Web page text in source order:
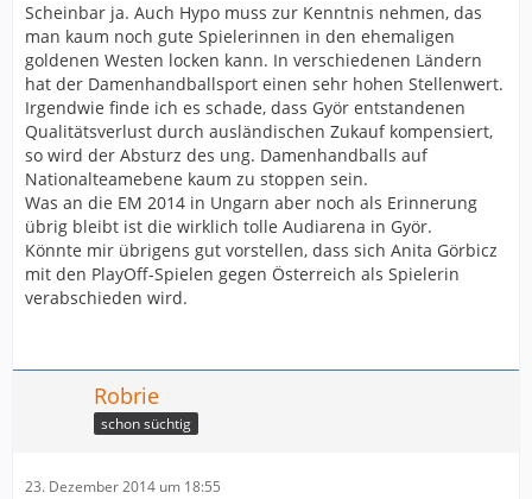
Scheinbar ja. Auch Hypo muss zur Kenntnis nehmen, das
man kaum noch gute Spielerinnen in den ehemaligen
goldenen Westen locken kann. In verschiedenen Ländern
hat der Damenhandballsport einen sehr hohen Stellenwert.
Irgendwie finde ich es schade, dass Györ entstandenen
Qualitätsverlust durch ausländischen Zukauf kompensiert,
so wird der Absturz des ung. Damenhandballs auf
Nationalteamebene kaum zu stoppen sein.
Was an die EM 2014 in Ungarn aber noch als Erinnerung
übrig bleibt ist die wirklich tolle Audiarena in Györ.
Könnte mir übrigens gut vorstellen, dass sich Anita Görbicz
mit den PlayOff-Spielen gegen Österreich als Spielerin
verabschieden wird.
Robrie
schon süchtig
23. Dezember 2014 um 18:55